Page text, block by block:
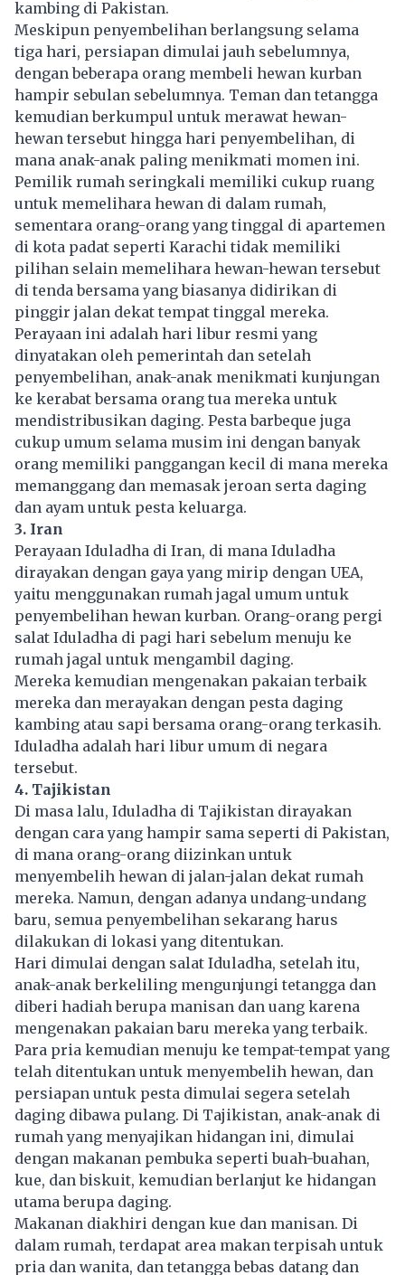
kambing di Pakistan.
Meskipun penyembelihan berlangsung selama
tiga hari, persiapan dimulai jauh sebelumnya,
dengan beberapa orang membeli hewan kurban
hampir sebulan sebelumnya. Teman dan tetangga
kemudian berkumpul untuk merawat hewan-
hewan tersebut hingga hari penyembelihan, di
mana anak-anak paling menikmati momen ini.
Pemilik rumah seringkali memiliki cukup ruang
untuk memelihara hewan di dalam rumah,
sementara orang-orang yang tinggal di apartemen
di kota padat seperti Karachi tidak memiliki
pilihan selain memelihara hewan-hewan tersebut
di tenda bersama yang biasanya didirikan di
pinggir jalan dekat tempat tinggal mereka.
Perayaan ini adalah hari libur resmi yang
dinyatakan oleh pemerintah dan setelah
penyembelihan, anak-anak menikmati kunjungan
ke kerabat bersama orang tua mereka untuk
mendistribusikan daging. Pesta barbeque juga
cukup umum selama musim ini dengan banyak
orang memiliki panggangan kecil di mana mereka
memanggang dan memasak jeroan serta daging
dan ayam untuk pesta keluarga.
3. Iran
Perayaan Iduladha di Iran, di mana Iduladha
dirayakan dengan gaya yang mirip dengan UEA,
yaitu menggunakan rumah jagal umum untuk
penyembelihan hewan kurban. Orang-orang pergi
salat Iduladha di pagi hari sebelum menuju ke
rumah jagal untuk mengambil daging.
Mereka kemudian mengenakan pakaian terbaik
mereka dan merayakan dengan pesta daging
kambing atau sapi bersama orang-orang terkasih.
Iduladha adalah hari libur umum di negara
tersebut.
4. Tajikistan
Di masa lalu, Iduladha di Tajikistan dirayakan
dengan cara yang hampir sama seperti di Pakistan,
di mana orang-orang diizinkan untuk
menyembelih hewan di jalan-jalan dekat rumah
mereka. Namun, dengan adanya undang-undang
baru, semua penyembelihan sekarang harus
dilakukan di lokasi yang ditentukan.
Hari dimulai dengan salat Iduladha, setelah itu,
anak-anak berkeliling mengunjungi tetangga dan
diberi hadiah berupa manisan dan uang karena
mengenakan pakaian baru mereka yang terbaik.
Para pria kemudian menuju ke tempat-tempat yang
telah ditentukan untuk menyembelih hewan, dan
persiapan untuk pesta dimulai segera setelah
daging dibawa pulang. Di Tajikistan, anak-anak di
rumah yang menyajikan hidangan ini, dimulai
dengan makanan pembuka seperti buah-buahan,
kue, dan biskuit, kemudian berlanjut ke hidangan
utama berupa daging.
Makanan diakhiri dengan kue dan manisan. Di
dalam rumah, terdapat area makan terpisah untuk
pria dan wanita, dan tetangga bebas datang dan